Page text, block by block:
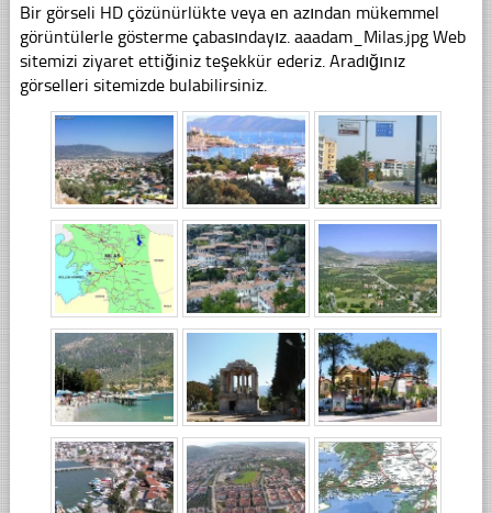
Bir görseli HD çözünürlükte veya en azından mükemmel
görüntülerle gösterme çabasındayız. aaadam_Milas.jpg Web
sitemizi ziyaret ettiğiniz teşekkür ederiz. Aradığınız
görselleri sitemizde bulabilirsiniz.